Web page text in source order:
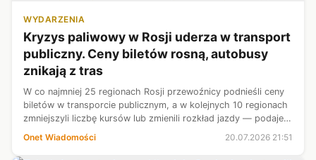
WYDARZENIA
Kryzys paliwowy w Rosji uderza w transport
publiczny. Ceny biletów rosną, autobusy
znikają z tras
W co najmniej 25 regionach Rosji przewoźnicy podnieśli ceny
biletów w transporcie publicznym, a w kolejnych 10 regionach
zmniejszyli liczbę kursów lub zmienili rozkład jazdy — podaje
niezależny rosyjski serwis internetowy Ważne historie,
powołując si...
Onet Wiadomości 20.07.2026 21:51